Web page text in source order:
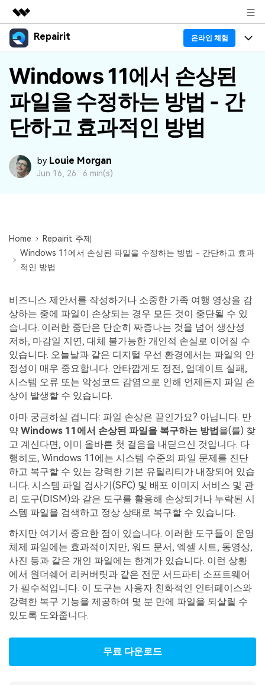
주요 제품
유틸리티
비즈니스
개요
솔루션
회사 소개
뉴스룸
플랜 및 가격
Repairit 온라인 체험
프로그램
리페어릿 AI
크로스 플랫폼 AI 복원 및 향상 도구
Outlook 이메일 복구 솔루션
관련 제품
Relumi - 앱
UBackit - 데이터 백업
기능
기본 기능
Repairit 소개
손상된 파일 복구 전문가
기술 인사이트
활용 & 가이드
외장 저장장치 복구
PC 복구
자세히 보기
Repairit
인공지능 기반 영상, 사진, 문서 및 오디오 파일의 복
Repairit -- 이메일
PST 및 OST 파일과 분실된 Outlook 이메일 복구 솔
루션
로그인
Windows 11에서 손상된
파일을 수정하는 방법 - 간
단하고 효과적인 방법
by Louie Morgan
Jun 16, 26 · 6 min(s)
Home
Repairit 주제
Windows 11에서 손상된 파일을 수정하는 방법 - 간단하고 효과
적인 방법
비즈니스 제안서를 작성하거나 소중한 가족 여행 영상을 감
상하는 중에 파일이 손상되는 경우 모든 것이 중단될 수 있
습니다. 이러한 중단은 단순히 짜증나는 것을 넘어 생산성
저하, 마감일 지연, 대체 불가능한 개인적 손실로 이어질 수
있습니다. 오늘날과 같은 디지털 우선 환경에서는 파일의 안
정성이 매우 중요합니다. 안타깝게도 정전, 업데이트 실패,
시스템 오류 또는 악성코드 감염으로 인해 언제든지 파일 손
상이 발생할 수 있습니다.
아마 궁금하실 겁니다: 파일 손상은 끝인가요? 아닙니다. 만
약 Windows 11에서 손상된 파일을 복구하는 방법을(를) 찾
고 계신다면, 이미 올바른 첫 걸음을 내딛으신 것입니다. 다
행히도, Windows 11에는 시스템 수준의 파일 문제를 진단
하고 복구할 수 있는 강력한 기본 유틸리티가 내장되어 있습
니다. 시스템 파일 검사기(SFC) 및 배포 이미지 서비스 및 관
리 도구(DISM)와 같은 도구를 활용해 손상되거나 누락된 시
스템 파일을 검색하고 정상 상태로 복구할 수 있습니다.
하지만 여기서 중요한 점이 있습니다. 이러한 도구들이 운영
체제 파일에는 효과적이지만, 워드 문서, 엑셀 시트, 동영상,
사진 등과 같은 개인 파일에는 한계가 있습니다. 이런 상황
에서 원더쉐어 리커버릿과 같은 전문 서드파티 소프트웨어
가 필수적입니다. 이 도구는 사용자 친화적인 인터페이스와
강력한 복구 기능을 제공하여 몇 분 만에 파일을 되살릴 수
있도록 도와줍니다.
무료 다운로드